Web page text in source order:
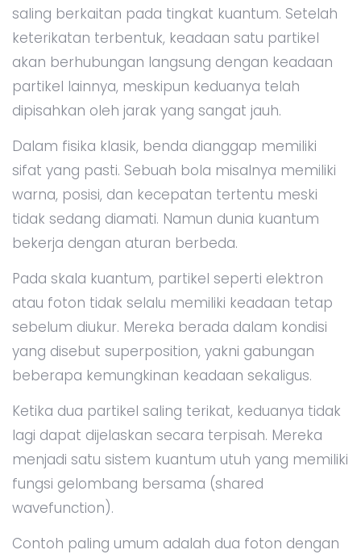
saling berkaitan pada tingkat kuantum. Setelah
keterikatan terbentuk, keadaan satu partikel
akan berhubungan langsung dengan keadaan
partikel lainnya, meskipun keduanya telah
dipisahkan oleh jarak yang sangat jauh.
Dalam fisika klasik, benda dianggap memiliki
sifat yang pasti. Sebuah bola misalnya memiliki
warna, posisi, dan kecepatan tertentu meski
tidak sedang diamati. Namun dunia kuantum
bekerja dengan aturan berbeda.
Pada skala kuantum, partikel seperti elektron
atau foton tidak selalu memiliki keadaan tetap
sebelum diukur. Mereka berada dalam kondisi
yang disebut superposition, yakni gabungan
beberapa kemungkinan keadaan sekaligus.
Ketika dua partikel saling terikat, keduanya tidak
lagi dapat dijelaskan secara terpisah. Mereka
menjadi satu sistem kuantum utuh yang memiliki
fungsi gelombang bersama (shared
wavefunction).
Contoh paling umum adalah dua foton dengan